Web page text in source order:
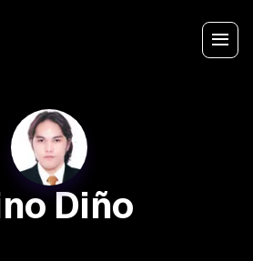
Diño